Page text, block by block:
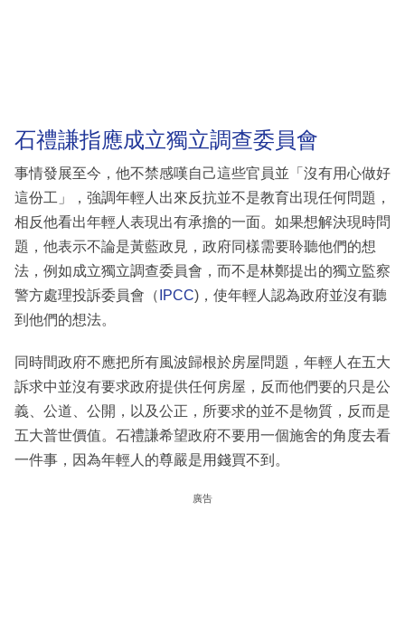
石禮謙指應成立獨立調查委員會
事情發展至今，他不禁感嘆自己這些官員並「沒有用心做好
這份工」，強調年輕人出來反抗並不是教育出現任何問題，
相反他看出年輕人表現出有承擔的一面。如果想解決現時問
題，他表示不論是黃藍政見，政府同樣需要聆聽他們的想
法，例如成立獨立調查委員會，而不是林鄭提出的獨立監察
警方處理投訴委員會（ IPCC)，使年輕人認為政府並沒有聽
到他們的想法。
同時間政府不應把所有風波歸根於房屋問題，年輕人在五大
訴求中並沒有要求政府提供任何房屋，反而他們要的只是公
義、公道、公開，以及公正，所要求的並不是物質，反而是
五大普世價值。石禮謙希望政府不要用一個施舍的角度去看
一件事，因為年輕人的尊嚴是用錢買不到。
廣告